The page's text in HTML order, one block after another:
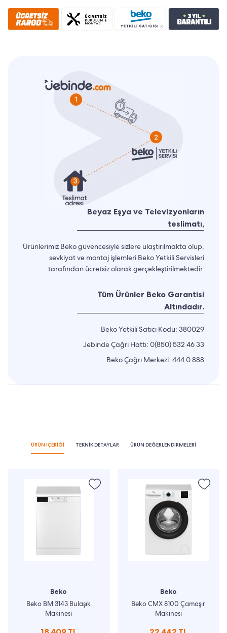
Beyaz Eşya ve Televizyonların
teslimatı,
Ürünlerimiz Beko güvencesiyle sizlere ulaştırılmakta olup,
sevkiyat ve montaj işlemleri Beko Yetkili Servisleri
tarafından ücretsiz olarak gerçekleştirilmektedir.
Tüm Ürünler Beko Garantisi
Altındadır.
Beko Yetkili Satıcı Kodu: 380029
Jebinde Çağrı Hattı: 0(850) 532 46 33
Beko Çağrı Merkezi: 444 0 888
ÜRÜN İÇERİĞİ TEKNİK DETAYLAR ÜRÜN DEĞERLENDİRMELERİ
Beko
Beko BM 3143 Bulaşık
Makinesi
Beko
Beko CMX 8100 Çamaşır
Makinesi